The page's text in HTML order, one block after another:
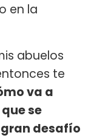
en la
abuelos
te
va a
se
desafío